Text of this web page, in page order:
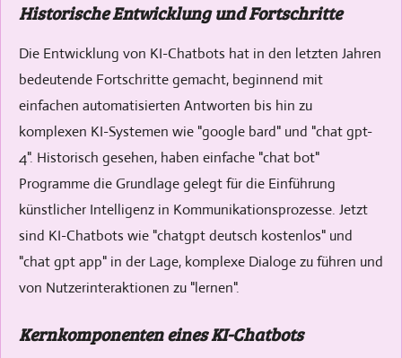
Historische Entwicklung und Fortschritte
Die Entwicklung von KI-Chatbots hat in den letzten Jahren
bedeutende Fortschritte gemacht, beginnend mit
einfachen automatisierten Antworten bis hin zu
komplexen KI-Systemen wie "google bard" und "chat gpt-
4". Historisch gesehen, haben einfache "chat bot"
Programme die Grundlage gelegt für die Einführung
künstlicher Intelligenz in Kommunikationsprozesse. Jetzt
sind KI-Chatbots wie "chatgpt deutsch kostenlos" und
"chat gpt app" in der Lage, komplexe Dialoge zu führen und
von Nutzerinteraktionen zu "lernen".
Kernkomponenten eines KI-Chatbots